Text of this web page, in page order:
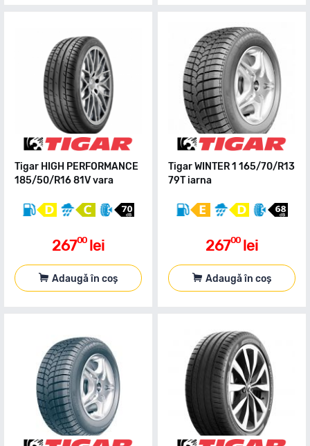
Tigar HIGH PERFORMANCE
185/50/R16 81V vara
26700 lei
Adaugă în coș
Tigar WINTER 1 165/70/R13
79T iarna
26700 lei
Adaugă în coș